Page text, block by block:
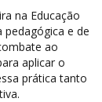
na Educação
e de
ao
aplicar o
prática tanto